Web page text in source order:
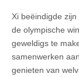
Xi beëindigde
de olympische
geweldigs te
samenwerken
genieten van